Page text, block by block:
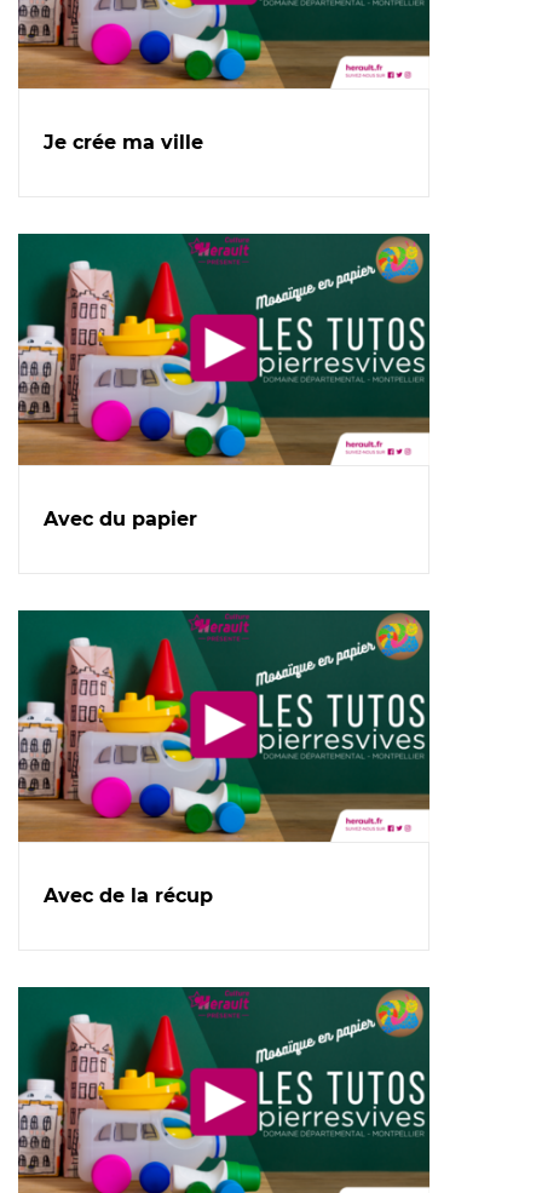
Je crée ma ville
Avec du papier
Avec de la récup